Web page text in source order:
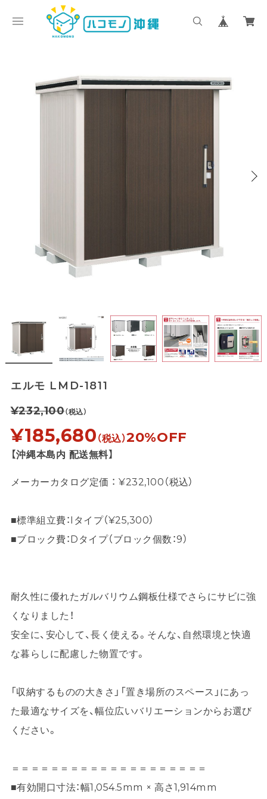
エルモ LMD-1811
¥232,100（税込）
¥185,680 （税込）20%OFF
【沖縄本島内 配送無料】
メーカーカタログ定価 ： ¥232,100（税込）
■標準組立費：Iタイプ（¥25,300）
■ブロック費：Dタイプ（ブロック個数：9）
耐久性に優れたガルバリウム鋼板仕様でさらにサビに強
くなりました！
安全に、安心して、長く使える。そんな、自然環境と快適
な暮らしに配慮した物置です。
「収納するものの大きさ」「置き場所のスペース」にあっ
た最適なサイズを、幅位広いバリエーションからお選び
ください。
＝＝＝＝＝＝＝＝＝＝＝＝＝＝＝＝＝＝＝＝
■有効開口寸法：幅1,054.5mm × 高さ1,914mm